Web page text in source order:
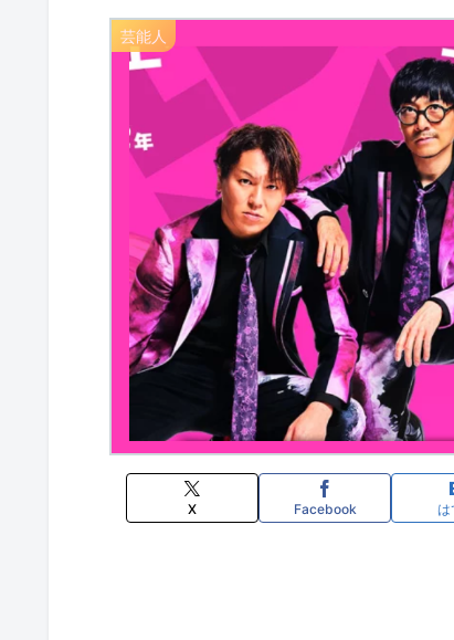
芸能人
X Facebook は